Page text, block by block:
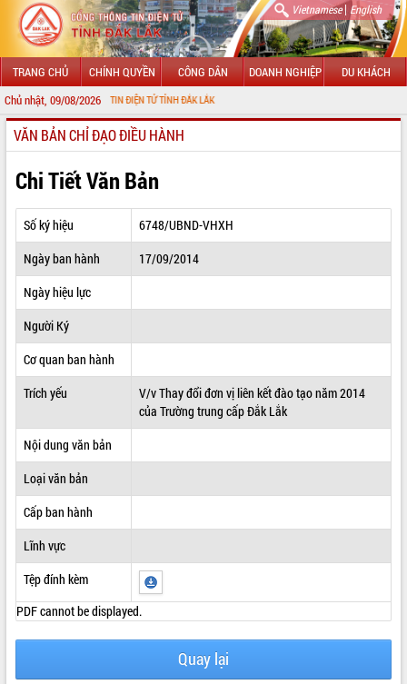
Vietnamese| English
TRANG CHỦ CHÍNH QUYỀN CÔNG DÂN DOANH NGHIỆP DU KHÁCH
Chủ nhật, 09/08/2026
THÔNG TIN ĐIỆN TỬ TỈNH ĐẮK LẮK
GIỚI THIỆU
LÃNH ĐẠO UBND TỈNH
TIN TỨC SỰ KIỆN
SỞ, BAN, NGÀNH
THÔNG TIN CHỈ ĐẠO ĐIỀU HÀNH
HỆ THỐNG VĂN BẢN
VĂN BẢN HĐND TỈNH
ĐIỂM TIN VĂN BẢN
VĂN BẢN CHỈ ĐẠO ĐIỀU HÀNH
Chi Tiết Văn Bản
Số ký hiệu
6748/UBND-VHXH
Ngày ban hành
17/09/2014
Ngày hiệu lực
Người Ký
Cơ quan ban hành
Trích yếu
V/v Thay đổi đơn vị liên kết đào tạo năm 2014
của Trường trung cấp Đắk Lắk
Nội dung văn bản
Loại văn bản
Cấp ban hành
Lĩnh vực
Tệp đính kèm
PDF cannot be displayed.
Quay lại